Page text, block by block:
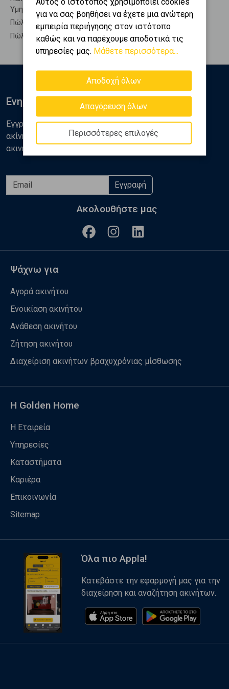
Υμηττού
Πώληση Νησιά Υμηττός - Αγία Λαύρα Υμηττού
Πώληση Οικιστικά Υμηττός - Αγία Λαύρα Υμηττού
για να σας βοηθήσει να έχετε μια ανώτερη
εμπειρία περιήγησης στον ιστότοπο
καθώς και να παρέχουμε αποδοτικά τις
υπηρεσίες μας. Μάθετε περισσότερα...
Αποδοχή όλων
Απαγόρευση όλων
Περισσότερες επιλογές
Ενημερωθείτε
Εγγραφείτε στο newsletter της Golden Home για νέα
ακίνητα, αναλύσεις και διάφορα θέματα της αγοράς
ακινήτων
Εγγραφή
Ακολουθήστε μας
Ψάχνω για
Αγορά ακινήτου
Ενοικίαση ακινήτου
Ανάθεση ακινήτου
Ζήτηση ακινήτου
Διαχείριση ακινήτων βραχυχρόνιας μίσθωσης
Η Golden Home
Η Εταιρεία
Υπηρεσίες
Καταστήματα
Καριέρα
Επικοινωνία
Sitemap
Όλα πιο Appla!
Κατεβάστε την εφαρμογή μας για την
διαχείρηση και αναζήτηση ακινήτων.